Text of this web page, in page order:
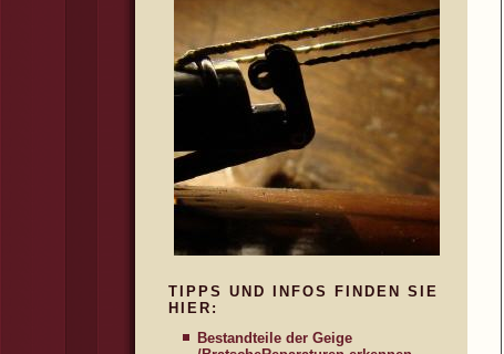
TIPPS UND INFOS FINDEN SIE
HIER:
Bestandteile der Geige